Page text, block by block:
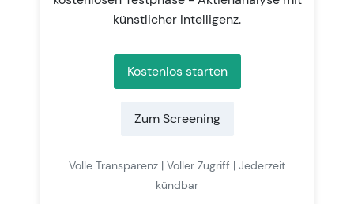
künstlicher Intelligenz.
Kostenlos starten
Zum Screening
Volle Transparenz | Voller Zugriff | Jederzeit
kündbar